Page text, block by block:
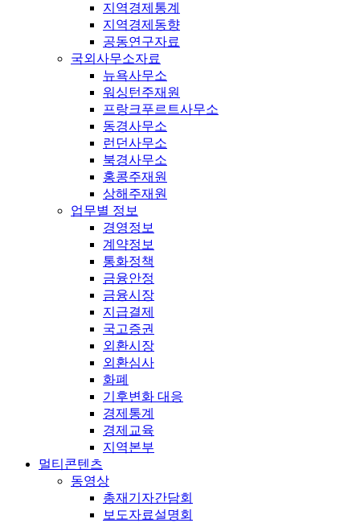
지역경제통계
지역경제동향
공동연구자료
국외사무소자료
뉴욕사무소
워싱턴주재원
프랑크푸르트사무소
동경사무소
런던사무소
북경사무소
홍콩주재원
상해주재원
업무별 정보
경영정보
계약정보
통화정책
금융안정
금융시장
지급결제
국고증권
외환시장
외환심사
화폐
기후변화 대응
경제통계
경제교육
지역본부
멀티콘텐츠
동영상
총재기자간담회
보도자료설명회